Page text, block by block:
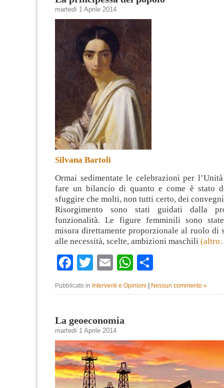
martedì 1 Aprile 2014
Silvana Bartoli
Ormai sedimentate le celebrazioni per
fare un bilancio di quanto e come è stato
sfuggire che molti, non tutti certo, dei
Risorgimento sono stati guidati dalla
funzionalità. Le figure femminili sono
misura direttamente proporzionale al ruolo di
alle necessità, scelte, ambizioni maschili
Facebook
TwitterEmailWhatsApp
Pubblicato in Interventi e Opinioni Nessun commento »
La geoeconomia
martedì 1 Aprile 2014